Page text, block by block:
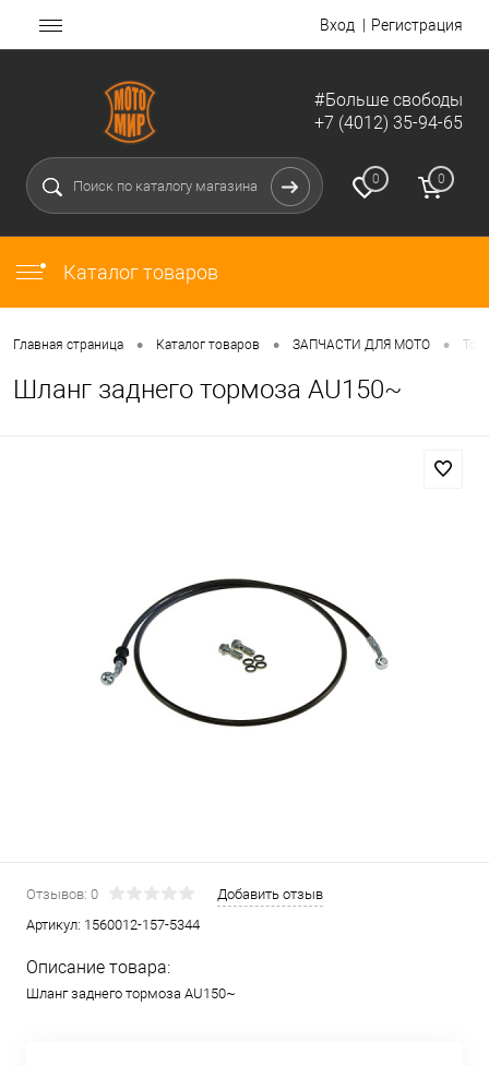
Вход Регистрация
#Больше свободы
+7 (4012) 35-94-65
0 0
Каталог товаров
Главная страница • Каталог товаров • ЗАПЧАСТИ ДЛЯ МОТО •
Шланг заднего тормоза AU150~
Отзывов: 0
Добавить отзыв
Артикул: 1560012-157-5344
Описание товара:
Шланг заднего тормоза AU150~